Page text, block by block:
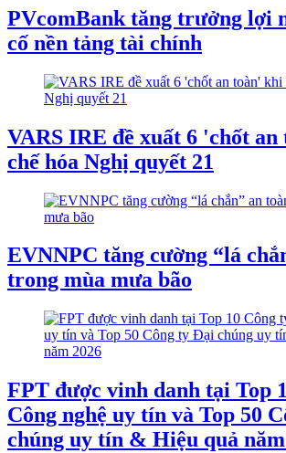
PVcomBank tăng trưởng lợi
cố nền tảng tài chính
VARS IRE đề xuất 6 'chốt
chế hóa Nghị quyết 21
EVNNPC tăng cường “lá
trong mùa mưa bão
FPT được vinh danh tại Top
Công nghệ uy tín và Top 50
chúng uy tín & Hiệu quả